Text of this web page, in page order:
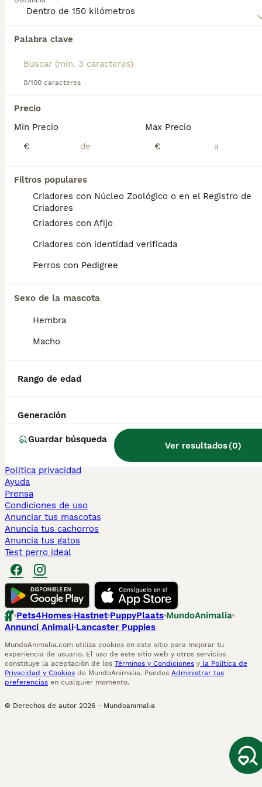
Palabra clave
0/100 caracteres
Precio
Min Precio
€
Max Precio
€
Filtros populares
Criadores con Núcleo Zoológico o en el Registro de
Criadores
Criadores con Afijo
Criadores con identidad verificada
Perros con Pedigree
Sexo de la mascota
Hembra
Macho
Rango de edad
Generación
Guardar búsqueda
Ver resultados(0)
con su familia. Su gran resistencia y nobleza lo hacen ideal
Encontramos 0 Mastín Español Perros en
Si deseas exactamente esta búsqueda guarda tu
búsqueda y espera el resultado perfecto:
Perros Cachorros En Venta
Chihuahua en venta
Bichón Maltés en venta
Border Collie en venta
Teckel en venta
Caniche Toy en venta
Bosque de Noruega en venta
Sphynx en venta
Maine Coon en venta
Persa en venta
Teckel en Barcelona
Chihuahua en Sevilla
Perros en adopcion
Información
Politica privacidad
Ayuda
Prensa
Condiciones de uso
Anunciar tus mascotas
Anuncia tus cachorros
Anuncia tus gatos
Test perro ideal
Pets4Homes Hastnet PuppyPlaats MundoAnimalia
Annunci Animali Lancaster Puppies
MundoAnimalia.com utiliza cookies en este sitio para mejorar tu
experiencia de usuario. El uso de este sitio web y otros servicios
constituye la aceptación de los Términos y Condiciones y la Política de
Privacidad y Cookies de MundoAnimalia. Puedes Administrar tus
preferencias en cualquier momento.
© Derechos de autor 2026 - Mundoanimalia